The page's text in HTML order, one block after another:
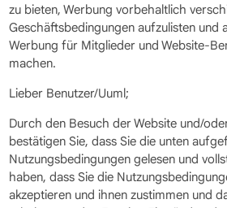
zu bieten, Werbung vorbehaltlich
Geschäftsbedingungen aufzulisten und
Werbung für Mitglieder und Website-
machen.
Lieber Benutzer/Uuml;
Durch den Besuch der Website und/
bestätigen Sie, dass Sie die unten
Nutzungsbedingungen gelesen und
haben, dass Sie die
akzeptieren und ihnen zustimmen und